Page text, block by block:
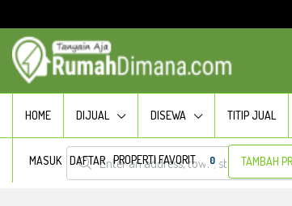
HOME DIJUAL DISEWA TITIP JUAL
MASUK DAFTAR PROPERTI FAVORIT 0 TAMBAH